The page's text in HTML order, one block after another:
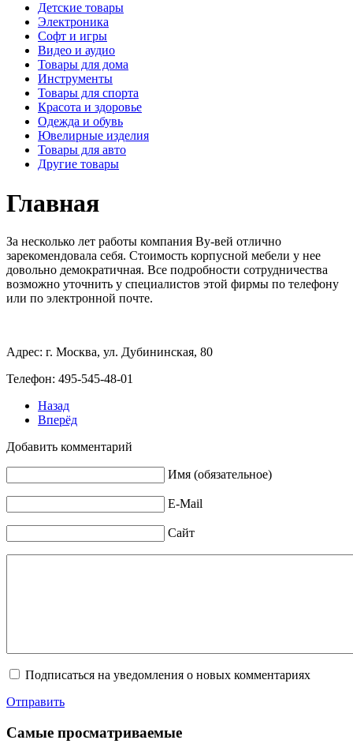
Детские товары
Электроника
Софт и игры
Видео и аудио
Товары для дома
Инструменты
Товары для спорта
Красота и здоровье
Одежда и обувь
Ювелирные изделия
Товары для авто
Другие товары
Главная
За несколько лет работы компания Ву-вей отлично
зарекомендовала себя. Стоимость корпусной мебели у нее
довольно демократичная. Все подробности сотрудничества
возможно уточнить у специалистов этой фирмы по телефону
или по электронной почте.
Адрес: г. Москва, ул. Дубининская, 80
Телефон: 495-545-48-01
Назад
Вперёд
Добавить комментарий
Имя (обязательное)
E-Mail
Сайт
Подписаться на уведомления о новых комментариях
Отправить
Cамые просматриваемые